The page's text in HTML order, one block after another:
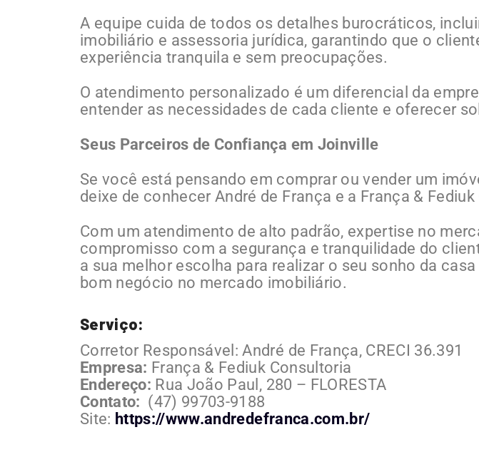
A equipe cuida de todos os detalhes burocráticos,
imobiliário e assessoria jurídica, garantindo que o
experiência tranquila e sem preocupações.
O atendimento personalizado é um diferencial da
entender as necessidades de cada cliente e oferecer
Seus Parceiros de Confiança em Joinville
Se você está pensando em comprar ou vender um
deixe de conhecer André de França e a França &
Com um atendimento de alto padrão, expertise no
compromisso com a segurança e tranquilidade do
a sua melhor escolha para realizar o seu sonho da
bom negócio no mercado imobiliário.
Serviço:
Corretor Responsável: André de França, CRECI 36.391
Empresa: França & Fediuk Consultoria
Endereço: Rua João Paul, 280 – FLORESTA
Contato: (47) 99703-9188
Site: https://www.andredefranca.com.br/